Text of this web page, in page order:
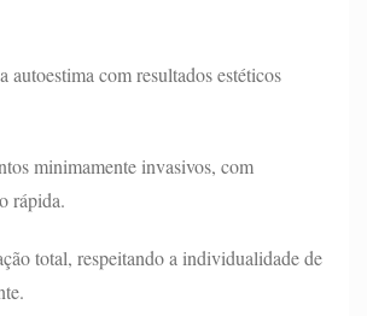
autoestima com resultados estéticos
minimamente invasivos, com
rápida.
total, respeitando a individualidade de